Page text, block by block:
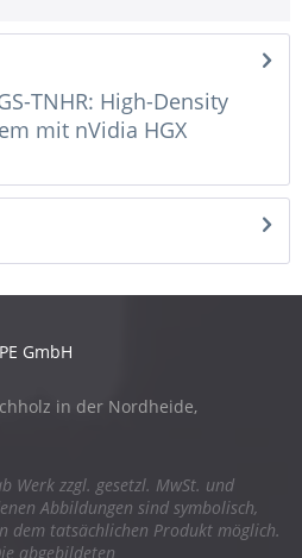
TNHR: High-Density
mit nVidia HGX
GmbH
in der Nordheide,
Werk zzgl. gesetzl. MwSt. und
Abbildungen sind symbolisch,
dem tatsächlichen Produkt möglich.
abgebildeten